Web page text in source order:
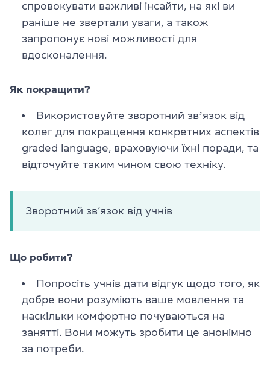
спровокувати важливі інсайти, на які ви
раніше не звертали уваги, а також
запропонує нові можливості для
вдосконалення.
Як покращити?
Використовуйте зворотний звʼязок від
колег для покращення конкретних аспектів
graded language, враховуючи їхні поради, та
відточуйте таким чином свою техніку.
Зворотний зв’язок від учнів
Що робити?
Попросіть учнів дати відгук щодо того, як
добре вони розуміють ваше мовлення та
наскільки комфортно почуваються на
занятті. Вони можуть зробити це анонімно
за потреби.